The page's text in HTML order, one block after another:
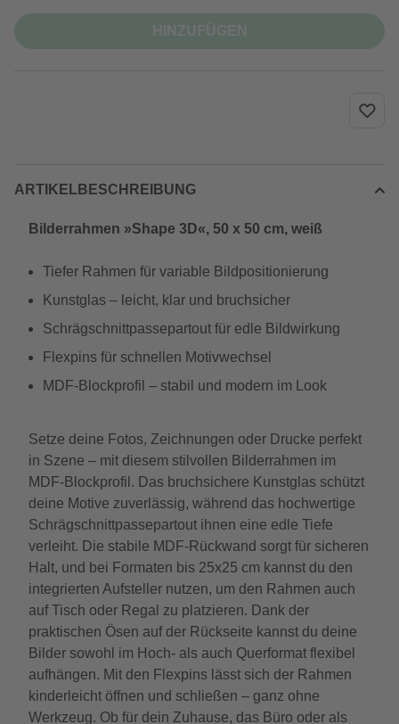
ARTIKELBESCHREIBUNG
Bilderrahmen »Shape 3D«, 50 x 50 cm, weiß
Tiefer Rahmen für variable Bildpositionierung
Kunstglas – leicht, klar und bruchsicher
Schrägschnittpassepartout für edle Bildwirkung
Flexpins für schnellen Motivwechsel
MDF-Blockprofil – stabil und modern im Look
Setze deine Fotos, Zeichnungen oder Drucke perfekt
in Szene – mit diesem stilvollen Bilderrahmen im
MDF-Blockprofil. Das bruchsichere Kunstglas schützt
deine Motive zuverlässig, während das hochwertige
Schrägschnittpassepartout ihnen eine edle Tiefe
verleiht. Die stabile MDF-Rückwand sorgt für sicheren
Halt, und bei Formaten bis 25x25 cm kannst du den
integrierten Aufsteller nutzen, um den Rahmen auch
auf Tisch oder Regal zu platzieren. Dank der
praktischen Ösen auf der Rückseite kannst du deine
Bilder sowohl im Hoch- als auch Querformat flexibel
aufhängen. Mit den Flexpins lässt sich der Rahmen
kinderleicht öffnen und schließen – ganz ohne
Werkzeug. Ob für dein Zuhause, das Büro oder als